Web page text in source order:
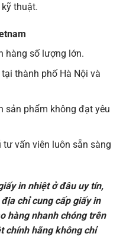
thuật.
hàng số lượng lớn.
thành phố Hà Nội và
sản phẩm không đạt yêu
tư vấn viên luôn sẵn sàng
in nhiệt ở đâu uy tín,
chỉ cung cấp giấy in
hàng nhanh chóng trên
chính hãng không chỉ